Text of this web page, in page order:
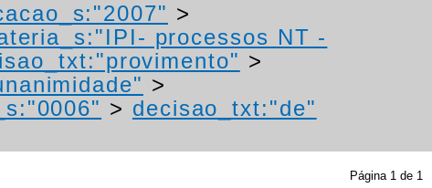
>
processos NT -
>
>
> decisao_txt:"de"
Página 1 de 1